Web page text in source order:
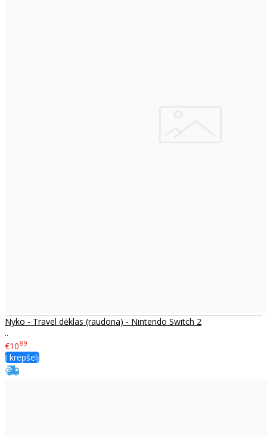
Nyko - Travel dėklas (raudona) - Nintendo Switch 2
..
€1089
Į krepšelį